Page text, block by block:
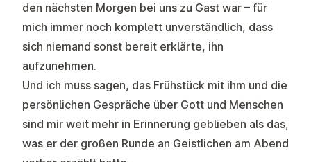
den nächsten Morgen bei uns zu Gast war – für
mich immer noch komplett unverständlich, dass
sich niemand sonst bereit erklärte, ihn
aufzunehmen.
Und ich muss sagen, das Frühstück mit ihm und die
persönlichen Gespräche über Gott und Menschen
sind mir weit mehr in Erinnerung geblieben als das,
was er der großen Runde an Geistlichen am Abend